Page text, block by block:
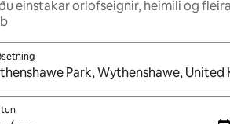
einstakar orlofseignir, heimili og
niðurstöður liggja fyrir skaltu nota upp og